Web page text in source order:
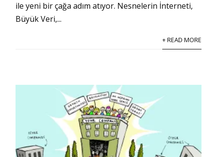
ile yeni bir çağa adım atıyor. Nesnelerin İnterneti,
Büyük Veri,...
+ READ MORE